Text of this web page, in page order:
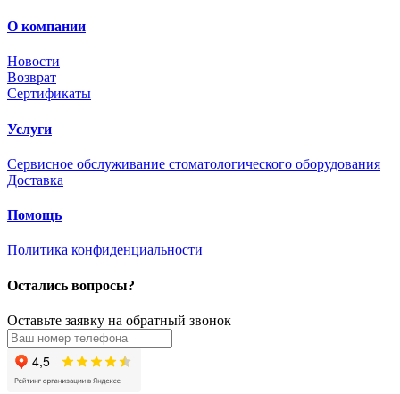
О компании
Новости
Возврат
Сертификаты
Услуги
Сервисное обслуживание стоматологического оборудования
Доставка
Помощь
Политика конфиденциальности
Остались вопросы?
Оставьте заявку на обратный звонок